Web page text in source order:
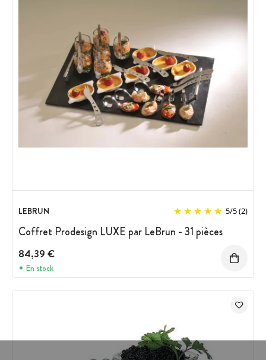
LEBRUN 5/5(2)
Coffret Prodesign LUXE par LeBrun - 31 pièces
84,39 €
En stock